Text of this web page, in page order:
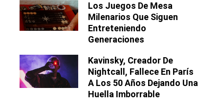
Los Juegos De Mesa
Milenarios Que Siguen
Entreteniendo
Generaciones
Kavinsky, Creador De
Nightcall, Fallece En París
A Los 50 Años Dejando Una
Huella Imborrable